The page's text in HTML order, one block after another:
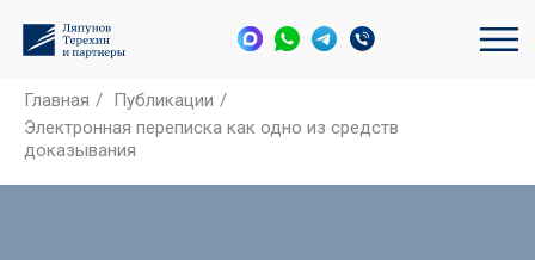
Главная / Публикации /
Электронная переписка как одно из средств
доказывания